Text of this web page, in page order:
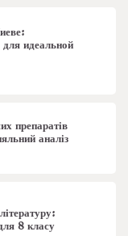
идеальной
препаратів
аналіз
8 класу